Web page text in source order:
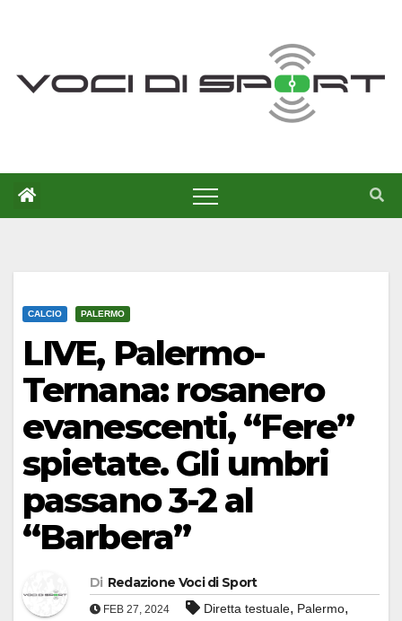
CALCIO PALERMO
LIVE, Palermo-
Ternana: rosanero
evanescenti, “Fere”
spietate. Gli umbri
passano 3-2 al
“Barbera”
Di Redazione Voci di Sport
FEB 27, 2024 Diretta testuale, Palermo,